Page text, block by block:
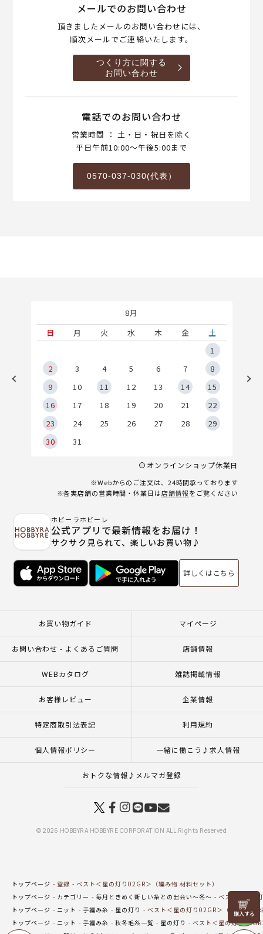
リリヤン
フェア
メールでのお問い合わせ
頂きましたメールのお問い合わせには、
順次メールでご連絡いたします。
つくり方に関する
お問い合わせ
電話でのお問い合わせ
営業時間 ： 土・日・祝日を除く
平日午前10:00～午後5:00まで
0570-037-030(代表）
8月
日
月 火 水 木 金
土
1
2
3 4 5 6 7
8
9
10 11 12 13 14
15
16
17 18 19 20 21
22
23
24 25 26 27 28
29
30
31
オンラインショップ休業日
※Webからのご注文は、24時間承っております
※各実店舗の営業時間・休業日は店舗情報をご覧ください
ホビーラホビーレ
公式アプリで最新情報をお届け！
サクサク見られて、楽しいお買い物♪
詳しくはこちら
お買い物ガイド マイページ
お問い合わせ - よくあるご質問 店舗情報
WEBカタログ 雑誌掲載情報
お客様レビュー 企業情報
特定商取引法表記 利用規約
個人情報ポリシー 一緒に働こう♪求人情報
おトクな情報♪メルマガ登録
© 2026 HOBBYRA HOBBYRE CORPORATION ALL Rights Reserved
トップページ 登録
ベスト＜星の灯り02GR＞（編み物 材料セット）
トップページ
カテゴリー 毎月ときめく新しい糸との出会い～冬～
ベスト＜星の
トップページ
ニット 手編み糸 星の灯り
ベスト＜星の灯り02GR＞（編み物 材
トップページ
ニット 手編み糸 秋冬毛糸一覧 星の灯り
ベスト＜星の灯り